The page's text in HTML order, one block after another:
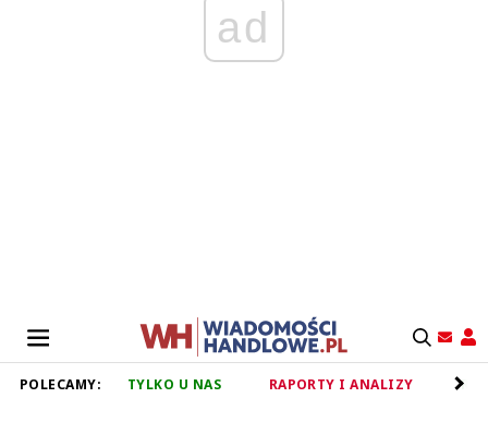
ad
POLECAMY: TYLKO U NAS RAPORTY I ANALIZY